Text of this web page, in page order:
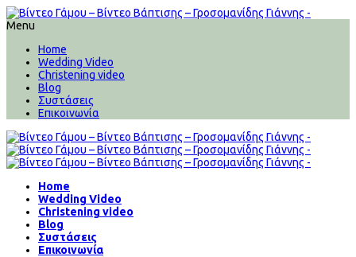
Menu
Home
Wedding Video
Christening video
Blog
Συστάσεις
Επικοινωνία
Home
Wedding Video
Christening video
Blog
Συστάσεις
Επικοινωνία